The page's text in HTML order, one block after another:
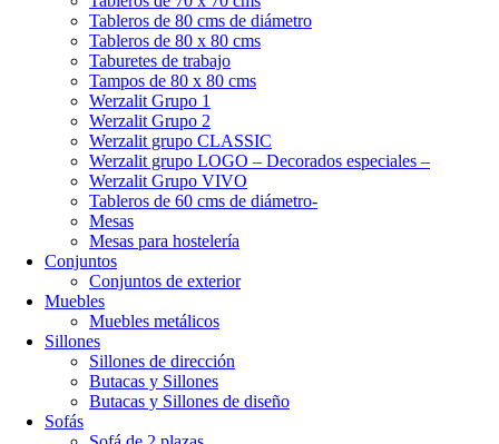
Tableros de 80 cms de diámetro
Tableros de 80 x 80 cms
Taburetes de trabajo
Tampos de 80 x 80 cms
Werzalit Grupo 1
Werzalit Grupo 2
Werzalit grupo CLASSIC
Werzalit grupo LOGO – Decorados especiales –
Werzalit Grupo VIVO
Tableros de 60 cms de diámetro-
Mesas
Mesas para hostelería
Conjuntos
Conjuntos de exterior
Muebles
Muebles metálicos
Sillones
Sillones de dirección
Butacas y Sillones
Butacas y Sillones de diseño
Sofás